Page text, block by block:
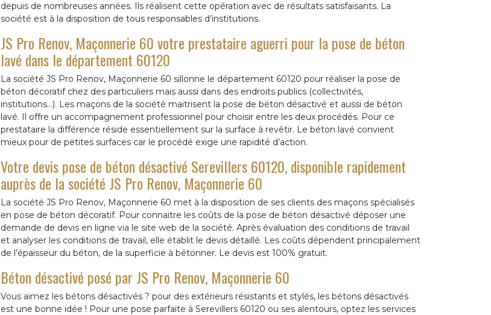
depuis de nombreuses années. Ils réalisent cette opération avec de résultats satisfaisants. La
société est à la disposition de tous responsables d’institutions.
JS Pro Renov, Maçonnerie 60 votre prestataire aguerri pour la pose de béton
lavé dans le département 60120
La société JS Pro Renov, Maçonnerie 60 sillonne le département 60120 pour réaliser la pose de
béton décoratif chez des particuliers mais aussi dans des endroits publics (collectivités,
institutions…). Les maçons de la société maitrisent la pose de béton désactivé et aussi de béton
lavé. Il offre un accompagnement professionnel pour choisir entre les deux procédés. Pour ce
prestataire la différence réside essentiellement sur la surface à revêtir. Le béton lavé convient
mieux pour de petites surfaces car le procédé exige une rapidité d’action.
Votre devis pose de béton désactivé Serevillers 60120, disponible rapidement
auprès de la société JS Pro Renov, Maçonnerie 60
La société JS Pro Renov, Maçonnerie 60 met à la disposition de ses clients des maçons spécialisés
en pose de béton décoratif. Pour connaitre les coûts de la pose de béton désactivé déposer une
demande de devis en ligne via le site web de la société. Après évaluation des conditions de travail
et analyser les conditions de travail, elle établit le devis détaillé. Les coûts dépendent principalement
de l’épaisseur du béton, de la superficie à bétonner. Le devis est 100% gratuit.
Béton désactivé posé par JS Pro Renov, Maçonnerie 60
Vous aimez les bétons désactivés ? pour des extérieurs résistants et stylés, les bétons désactivés
est une bonne idée ! Pour une pose parfaite à Serevillers 60120 ou ses alentours, optez les services